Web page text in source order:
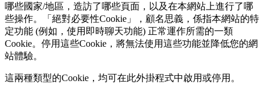
哪些國家/地區，造訪了哪些頁面，以及在本網站上進行了哪
些操作。「絕對必要性Cookie」，顧名思義，係指本網站的特
定功能 (例如，使用即時聊天功能) 正常運作所需的一類
Cookie。停用這些Cookie，將無法使用這些功能並降低您的網
站體驗。
這兩種類型的Cookie，均可在此外掛程式中啟用或停用。